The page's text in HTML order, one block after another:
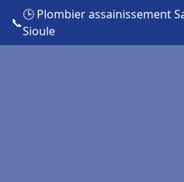
📞
🕒 Plombier assainissement
Sioule